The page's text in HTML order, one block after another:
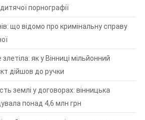
порнографії
що відомо про кримінальну справу
як у Вінниці мільйонний
дійшов до ручки
землі у договорах: вінницька
понад 4,6 млн грн